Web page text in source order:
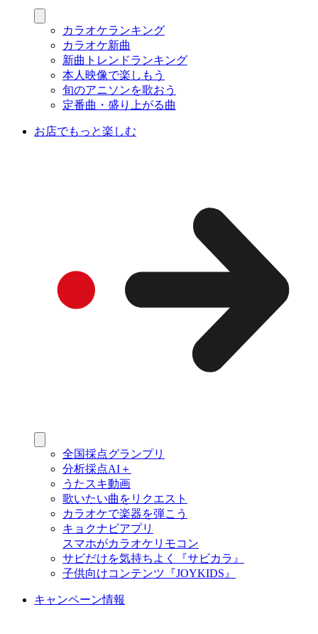
カラオケランキング
カラオケ新曲
新曲トレンドランキング
本人映像で楽しもう
旬のアニソンを歌おう
定番曲・盛り上がる曲
お店でもっと楽しむ
全国採点グランプリ
分析採点AI＋
うたスキ動画
歌いたい曲をリクエスト
カラオケで楽器を弾こう
キョクナビアプリ
スマホがカラオケリモコン
サビだけを気持ちよく『サビカラ』
子供向けコンテンツ『JOYKIDS』
キャンペーン情報